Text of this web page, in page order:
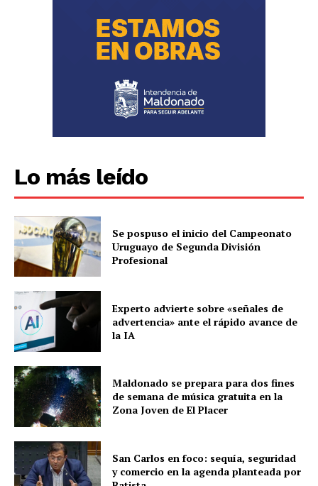
Lo más leído
Se pospuso el inicio del Campeonato
Uruguayo de Segunda División
Profesional
Experto advierte sobre «señales de
advertencia» ante el rápido avance de
la IA
Maldonado se prepara para dos fines
de semana de música gratuita en la
Zona Joven de El Placer
San Carlos en foco: sequía, seguridad
y comercio en la agenda planteada por